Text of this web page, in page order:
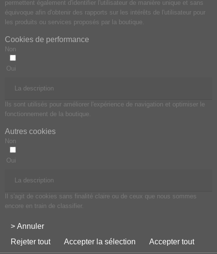
permettent également d'identifier l'utilisateur de manière unique et sans
équivoque afin d'obtenir des rapports sur les intérêts de l'utilisateur pour
les produits ou services proposés par la boutique.
Cookies de performance
Non
Oui
La description
Ils sont utilisés pour améliorer l'expérience de navigation et optimiser le
fonctionnement de la boutique.
Autres cookies
Non
Oui
La description
Il s'agit de cookies sans finalité claire ou de ceux que nous sommes
encore en train de classifier.
> Annuler
Rejeter tout
Accepter la sélection Accepter tout